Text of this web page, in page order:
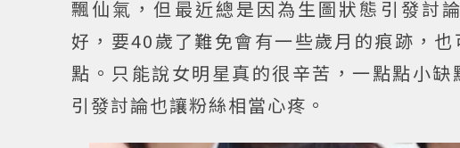
飄仙氣，但最近總是因為生圖狀態引發討
好，要40歲了難免會有一些歲月的痕跡，
點。只能說女明星真的很辛苦，一點點小
引發討論也讓粉絲相當心疼。